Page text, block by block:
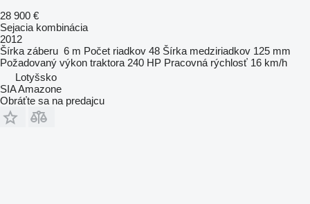
28 900 €
Sejacia kombinácia
2012
Šírka záberu 6 m Počet riadkov 48 Šírka medziriadkov 125 mm
Požadovaný výkon traktora 240 HP Pracovná rýchlosť 16 km/h
Lotyšsko
SIA Amazone
Obráťte sa na predajcu